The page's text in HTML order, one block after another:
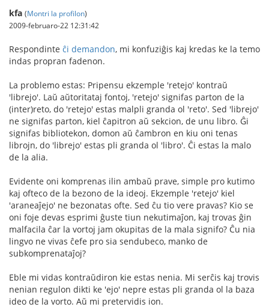
kfa (Montri la profilon)
2009-februaro-22 12:31:42
Respondinte ĉi demandon, mi konfuziĝis kaj kredas ke la temo
indas propran fadenon.
La problemo estas: Pripensu ekzemple 'retejo' kontraŭ
'librejo'. Laŭ aŭtoritataj fontoj, 'retejo' signifas parton de la
(inter)reto, do 'retejo' estas malpli granda ol 'reto'. Sed 'librejo'
ne signifas parton, kiel ĉapitron aŭ sekcion, de unu libro. Ĝi
signifas bibliotekon, domon aŭ ĉambron en kiu oni tenas
librojn, do 'librejo' estas pli granda ol 'libro'. Ĉi estas la malo
de la alia.
Evidente oni komprenas ilin ambaŭ prave, simple pro kutimo
kaj ofteco de la bezono de la ideoj. Ekzemple 'retejo' kiel
'araneaĵejo' ne bezonatas ofte. Sed ĉu tio vere pravas? Kio se
oni foje devas esprimi ĝuste tiun nekutimaĵon, kaj trovas ĝin
malfacila ĉar la vortoj jam okupitas de la mala signifo? Ĉu nia
lingvo ne vivas ĉefe pro sia sendubeco, manko de
subkomprenataĵoj?
Eble mi vidas kontraŭdiron kie estas nenia. Mi serĉis kaj trovis
nenian regulon dikti ke 'ejo' nepre estas pli granda ol la baza
ideo de la vorto. Aŭ mi pretervidis ion.